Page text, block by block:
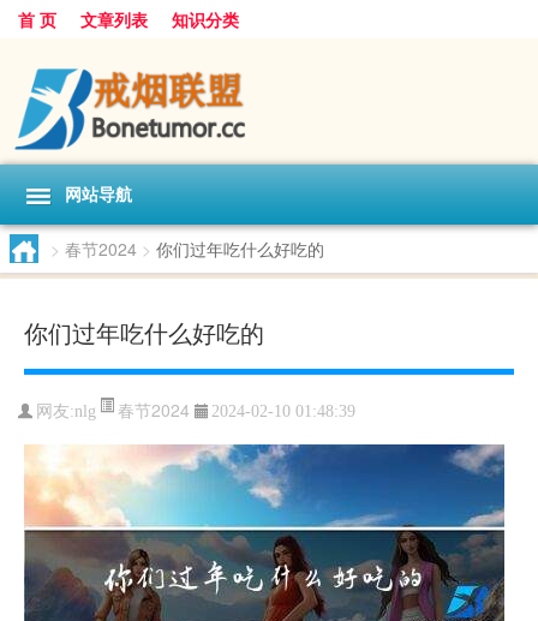
首 页 文章列表 知识分类
网站导航
> 春节2024 > 你们过年吃什么好吃的
你们过年吃什么好吃的
网友:nlg 春节2024 2024-02-10 01:48:39